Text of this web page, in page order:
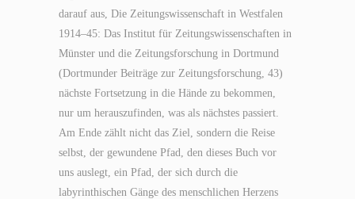
darauf aus, Die Zeitungswissenschaft in Westfalen
1914–45: Das Institut für Zeitungswissenschaften in
Münster und die Zeitungsforschung in Dortmund
(Dortmunder Beiträge zur Zeitungsforschung, 43)
nächste Fortsetzung in die Hände zu bekommen,
nur um herauszufinden, was als nächstes passiert.
Am Ende zählt nicht das Ziel, sondern die Reise
selbst, der gewundene Pfad, den dieses Buch vor
uns auslegt, ein Pfad, der sich durch die
labyrinthischen Gänge des menschlichen Herzens